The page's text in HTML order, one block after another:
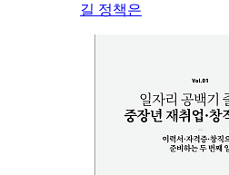
길 정책은